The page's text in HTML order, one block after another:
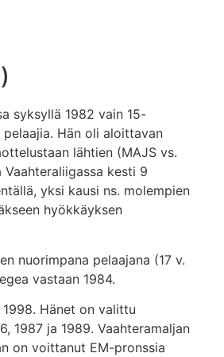
syksyllä 1982 vain 15-
Hän oli aloittavan
lähtien (MAJS vs.
Vaahteraliigassa kesti 9
yksi kausi ns. molempien
hyökkäyksen
nuorimpana pelaajana (17 v.
vastaan 1984.
Hänet on valittu
1987 ja 1989. Vaahteramaljan
on voittanut EM-pronssia